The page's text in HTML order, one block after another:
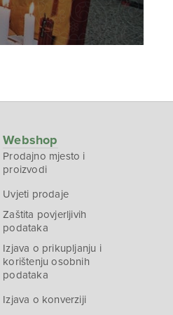
Webshop
Prodajno mjesto i
proizvodi
Uvjeti prodaje
Zaštita povjerljivih
podataka
Izjava o prikupljanju i
korištenju osobnih
podataka
Izjava o konverziji